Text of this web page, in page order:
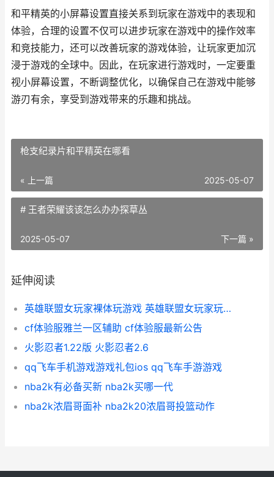
和平精英的小屏幕设置直接关系到玩家在游戏中的表现和
体验，合理的设置不仅可以进步玩家在游戏中的操作效率
和竞技能力，还可以改善玩家的游戏体验，让玩家更加沉
浸于游戏的全球中。因此，在玩家进行游戏时，一定要重
视小屏幕设置，不断调整优化，以确保自己在游戏中能够
游刃有余，享受到游戏带来的乐趣和挑战。
枪支纪录片和平精英在哪看
« 上一篇 2025-05-07
# 王者荣耀该该怎么办办探草丛
下一篇 »
2025-05-07
延伸阅读
英雄联盟女玩家裸体玩游戏 英雄联盟女玩家玩的最多的英雄
cf体验服雅兰一区辅助 cf体验服最新公告
火影忍者1.22版 火影忍者2.6
qq飞车手机游戏游戏礼包ios qq飞车手游游戏
nba2k有必备买新 nba2k买哪一代
nba2k浓眉哥面补 nba2k20浓眉哥投篮动作